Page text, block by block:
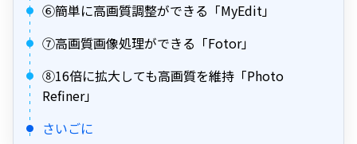
⑥簡単に高画質調整ができる「MyEdit」
⑦高画質画像処理ができる「Fotor」
⑧16倍に拡大しても高画質を維持「Photo
Refiner」
さいごに